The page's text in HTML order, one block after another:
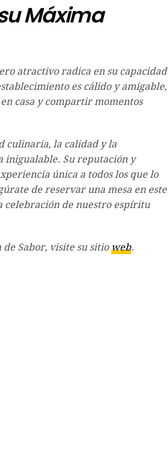
Máxima
atractivo radica en su capacidad
es cálido y amigable,
casa y compartir momentos
culinaria, la calidad y la
inigualable. Su reputación y
única a todos los que lo
de reservar una mesa en este
celebración de nuestro espíritu
Sabor, visite su sitioweb.